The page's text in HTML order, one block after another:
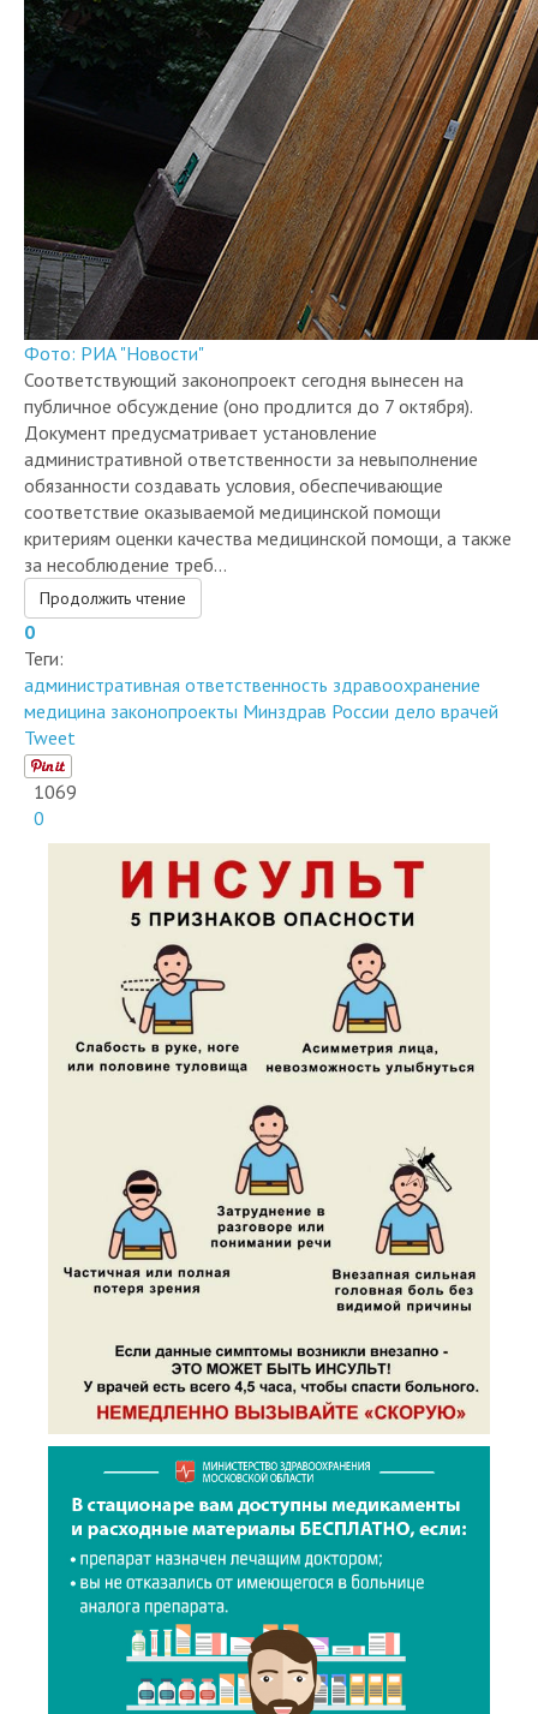
Фото: РИА "Новости"
Соответствующий законопроект сегодня вынесен на
публичное обсуждение (оно продлится до 7 октября).
Документ предусматривает установление
административной ответственности за невыполнение
обязанности создавать условия, обеспечивающие
соответствие оказываемой медицинской помощи
критериям оценки качества медицинской помощи, а также
за несоблюдение треб...
Продолжить чтение
0
Теги:
административная ответственность здравоохранение
медицина законопроекты Минздрав России дело врачей
Tweet
1069
0